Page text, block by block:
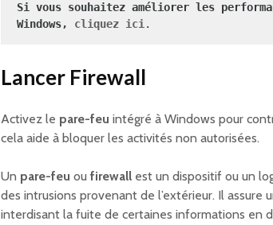
Si vous souhaitez améliorer les
Windows,
cliquez ici.
Lancer Firewall
Activez le pare-feu intégré à Windows pour
cela aide à bloquer les activités non autorisées.
Un pare-feu ou firewall est un dispositif ou un
des intrusions provenant de l’extérieur. Il
interdisant la fuite de certaines informations en